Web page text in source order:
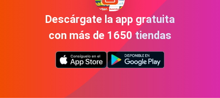
Descárgate la app gratuita
con más de 1650 tiendas